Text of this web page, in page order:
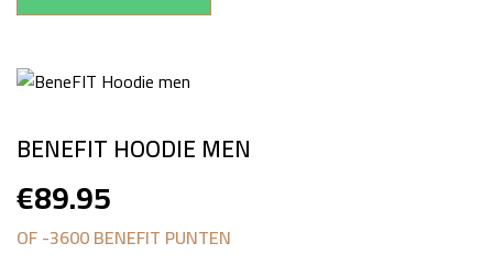
BENEFIT HOODIE MEN
€89.95
OF -3600 BENEFIT PUNTEN